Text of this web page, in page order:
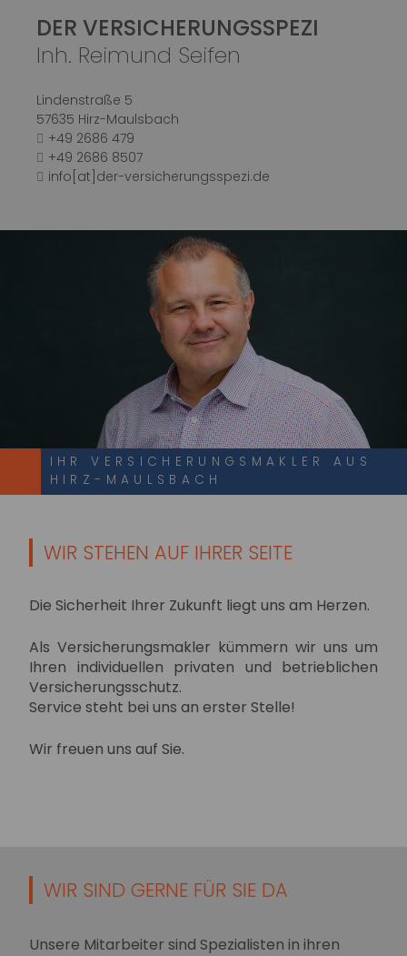
DER VERSICHERUNGSSPEZI
Inh. Reimund Seifen
Lindenstraße 5
57635 Hirz-Maulsbach
+49 2686 479
+49 2686 8507
info[at]der-versicherungsspezi.de
IHR VERSICHERUNGSMAKLER AUS
HIRZ-MAULSBACH
WIR STEHEN AUF IHRER SEITE
Die Sicherheit Ihrer Zukunft liegt uns am Herzen.
Als Versicherungsmakler kümmern wir uns um
Ihren individuellen privaten und betrieblichen
Versicherungsschutz.
Service steht bei uns an erster Stelle!
Wir freuen uns auf Sie.
WIR SIND GERNE FÜR SIE DA
Unsere Mitarbeiter sind Spezialisten in ihren